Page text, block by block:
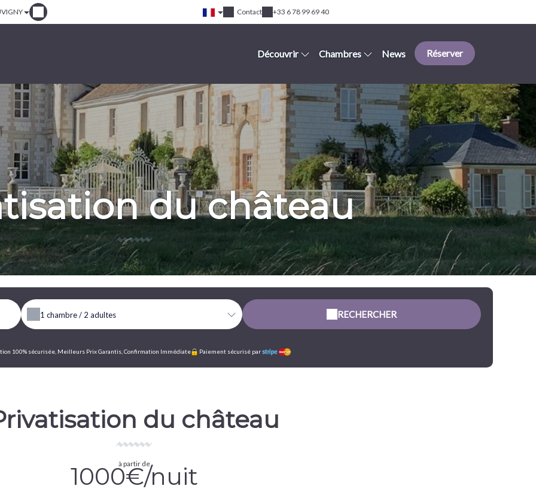
Contact +33 6 78 99 69 40
Découvrir Chambres News Réserver
du château
1 chambre / 2 adultes RECHERCHER
100% sécurisée, Meilleurs Prix Garantis, Confirmation Immédiate Paiement sécurisé par
du château
à partir de
1000€/nuit